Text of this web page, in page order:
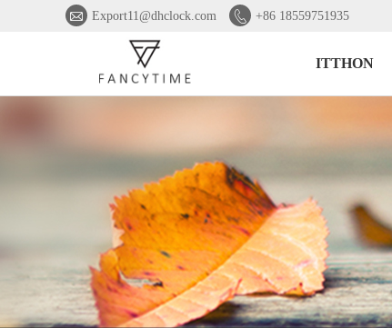
 Export11@dhclock.com  +86 18559751935
ITTHON